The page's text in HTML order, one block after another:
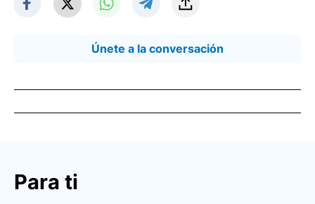
Únete a la conversación
Para ti